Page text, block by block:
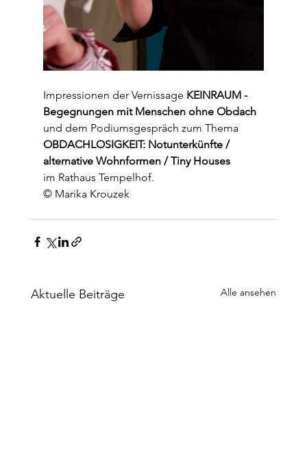
Impressionen der Vernissage KEINRAUM -
Begegnungen mit Menschen ohne Obdach
und dem Podiumsgespräch zum Thema
OBDACHLOSIGKEIT: Notunterkünfte /
alternative Wohnformen / Tiny Houses
im Rathaus Tempelhof.
© Marika Krouzek
Aktuelle Beiträge Alle ansehen